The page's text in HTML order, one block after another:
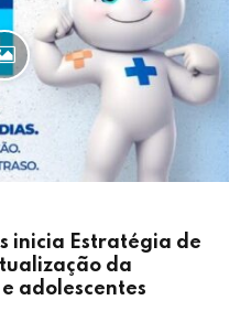
inicia Estratégia de
da
adolescentes